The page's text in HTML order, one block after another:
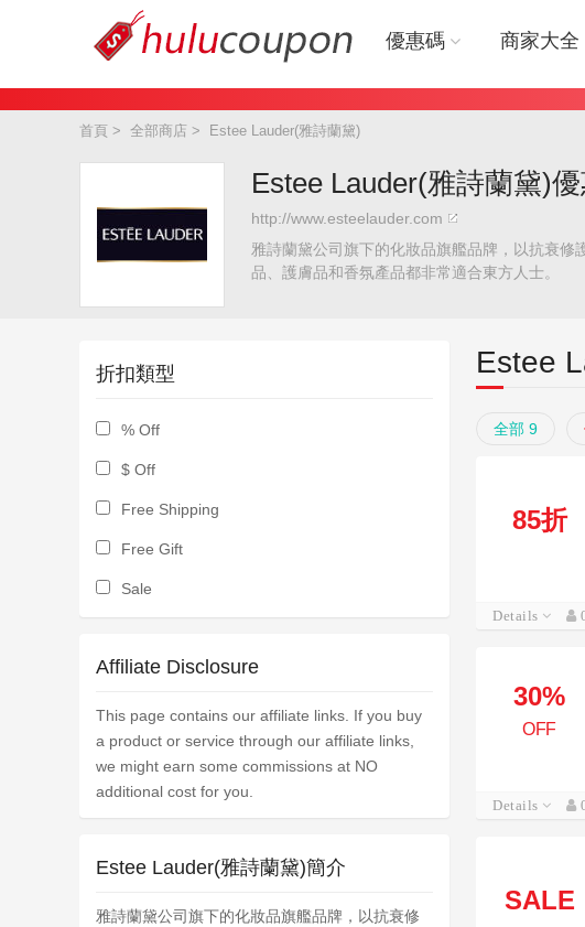
優惠碼 商家大全
首頁 > 全部商店 > Estee Lauder(雅詩蘭黛)
Estee Lauder(雅詩蘭黛)
http://www.esteelauder.com
雅詩蘭黛公司旗下的化妝品旗艦品牌，以抗衰
品、護膚品和香氛產品都非常適合東方人士。
Estee
全部 9
85折
Details
30%
OFF
Details
SALE
折扣類型
% Off
$ Off
Free Shipping
Free Gift
Sale
Affiliate Disclosure
This page contains our affiliate links. If you buy
a product or service through our affiliate links,
we might earn some commissions at NO
additional cost for you.
Estee Lauder(雅詩蘭黛)簡介
雅詩蘭黛公司旗下的化妝品旗艦品牌，以抗衰修